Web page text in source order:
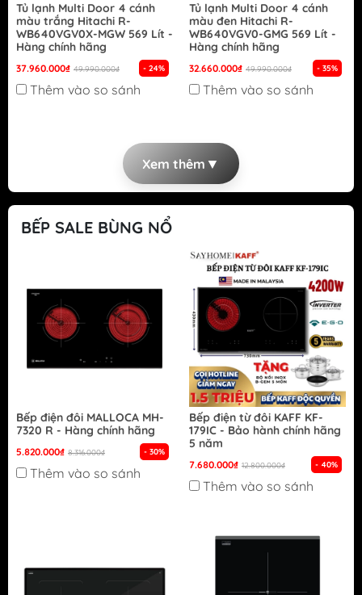
Tủ lạnh Multi Door 4 cánh
màu trắng Hitachi R-
WB640VGV0X-MGW 569 Lít -
Hàng chính hãng
37.960.000₫ 49.990.000₫ - 24%
Thêm vào so sánh
Tủ lạnh Multi Door 4 cánh
màu đen Hitachi R-
WB640VGV0-GMG 569 Lít -
Hàng chính hãng
32.660.000₫ 49.990.000₫ - 35%
Thêm vào so sánh
Xem thêm ▼
BẾP SALE BÙNG NỔ
Bếp điện đôi MALLOCA MH-
7320 R - Hàng chính hãng
5.820.000₫ 8.316.000₫ - 30%
Thêm vào so sánh
Bếp điện từ đôi KAFF KF-
179IC - Bảo hành chính hãng
5 năm
7.680.000₫ 12.800.000₫ - 40%
Thêm vào so sánh